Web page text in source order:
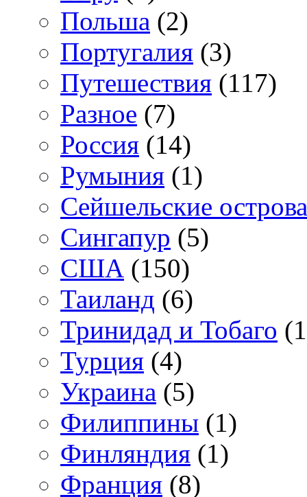
Польша (2)
Португалия (3)
Путешествия (117)
Разное (7)
Россия (14)
Румыния (1)
Сейшельские острова
Сингапур (5)
США (150)
Таиланд (6)
Тринидад и Тобаго
Турция (4)
Украина (5)
Филиппины (1)
Финляндия (1)
Франция (8)